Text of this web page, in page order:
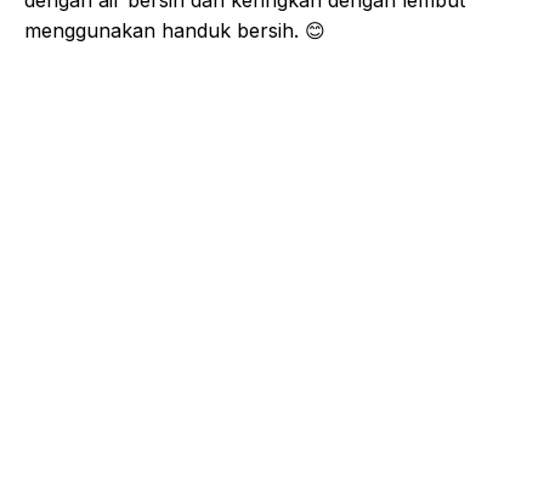
menggunakan handuk bersih. 😊